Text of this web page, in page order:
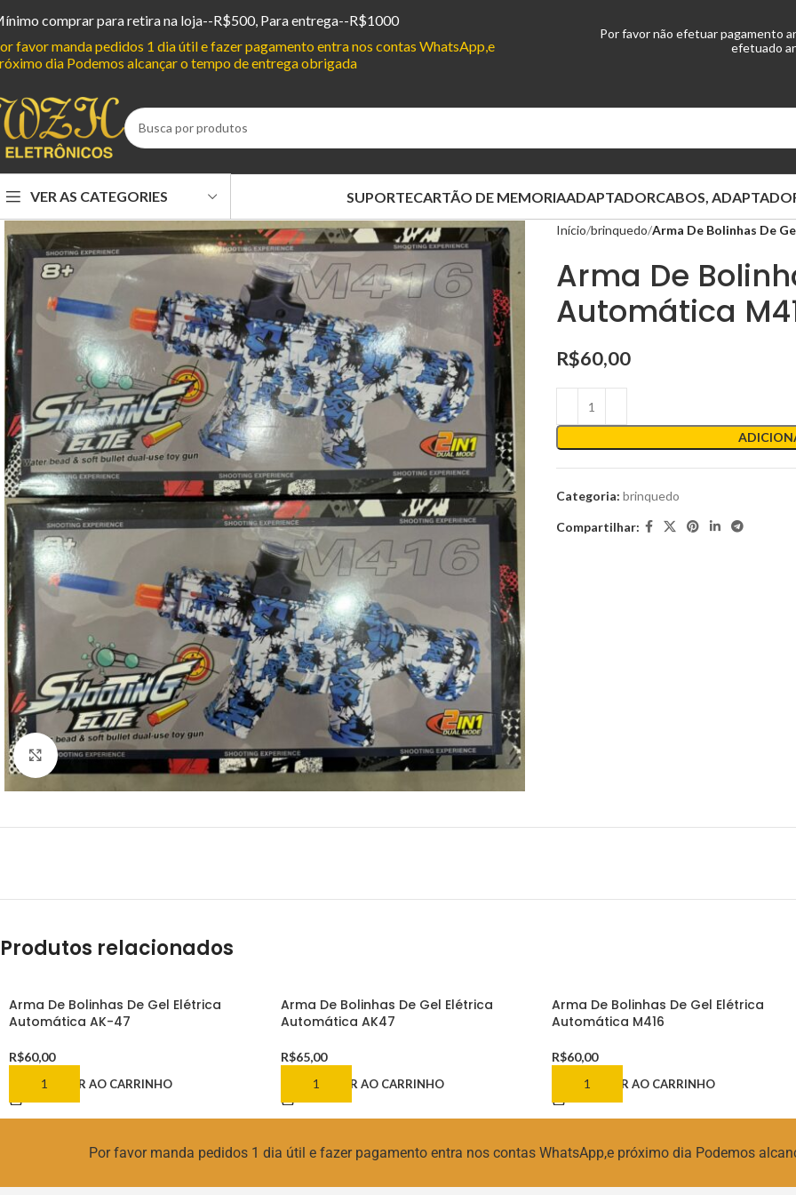
comprar para retira na loja--R$500, Para entrega--R$1000
favor manda pedidos 1 dia útil e fazer pagamento entra nos contas WhatsApp,e
dia Podemos alcançar o tempo de entrega obrigada
Por favor não efetuar pagamento
efetuado
VER AS CATEGORIES SUPORTECARTÃO DE MEMORIAADAPTADORCABOS,
Clique para ampliar
Início brinquedo Arma De Bolinhas De
Arma De
Automática
R$60,00
Categoria: brinquedo
Compartilhar:
Produtos relacionados
Arma De Bolinhas De Gel Elétrica
Automática AK-47
R$60,00
ADICIONAR AO CARRINHO
Arma De Bolinhas De Gel Elétrica
Automática AK47
R$65,00
ADICIONAR AO CARRINHO
Arma De Bolinhas De Gel Elétrica
Automática M416
R$60,00
ADICIONAR AO CARRINHO
Por favor manda pedidos 1 dia útil e fazer pagamento entra nos contas WhatsApp,e próximo dia Podemos